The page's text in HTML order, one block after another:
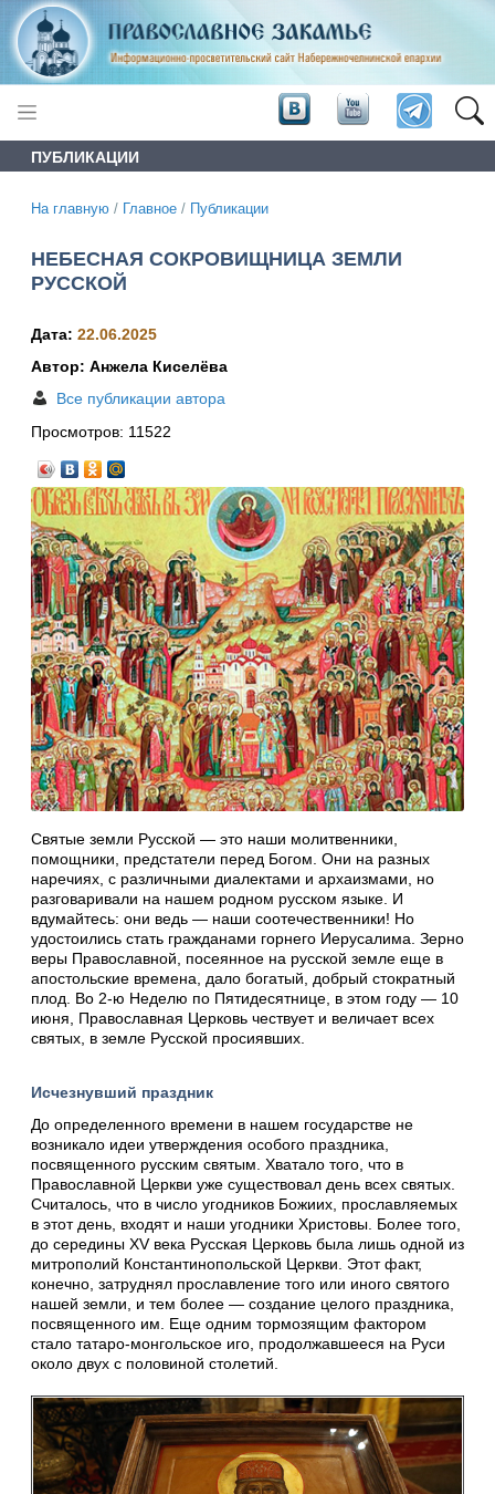
ПУБЛИКАЦИИ
На главную / Главное / Публикации
НЕБЕСНАЯ СОКРОВИЩНИЦА ЗЕМЛИ
РУССКОЙ
Дата: 22.06.2025
Автор: Анжела Киселёва
Все публикации автора
Просмотров: 11522
Святые земли Русской — это наши молитвенники,
помощники, предстатели перед Богом. Они на разных
наречиях, с различными диалектами и архаизмами, но
разговаривали на нашем родном русском языке. И
вдумайтесь: они ведь — наши соотечественники! Но
удостоились стать гражданами горнего Иерусалима. Зерно
веры Православной, посеянное на русской земле еще в
апостольские времена, дало богатый, добрый стократный
плод. Во 2-ю Неделю по Пятидесятнице, в этом году — 10
июня, Православная Церковь чествует и величает всех
святых, в земле Русской просиявших.
Исчезнувший праздник
До определенного времени в нашем государстве не
возникало идеи утверждения особого праздника,
посвященного русским святым. Хватало того, что в
Православной Церкви уже существовал день всех святых.
Считалось, что в число угодников Божиих, прославляемых
в этот день, входят и наши угодники Христовы. Более того,
до середины XV века Русская Церковь была лишь одной из
митрополий Константинопольской Церкви. Этот факт,
конечно, затруднял прославление того или иного святого
нашей земли, и тем более — создание целого праздника,
посвященного им. Еще одним тормозящим фактором
стало татаро-монгольское иго, продолжавшееся на Руси
около двух с половиной столетий.